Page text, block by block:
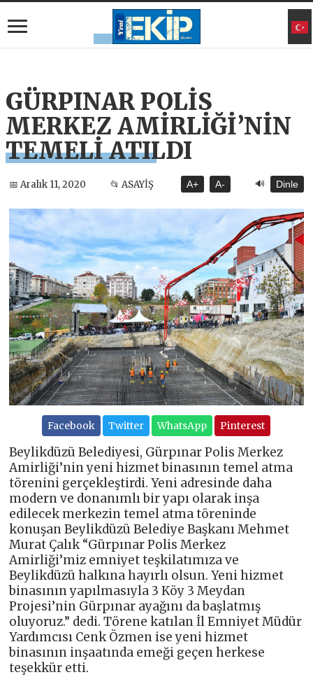
GÜRPINAR POLİS
MERKEZ AMİRLİĞİ’NİN
TEMELİ ATILDI
📅 Aralık 11, 2020 📂 ASAYİŞ A+ A- 🔊 Dinle
Facebook Twitter WhatsApp Pinterest
Beylikdüzü Belediyesi, Gürpınar Polis Merkez
Amirliği’nin yeni hizmet binasının temel atma
törenini gerçekleştirdi. Yeni adresinde daha
modern ve donanımlı bir yapı olarak inşa
edilecek merkezin temel atma töreninde
konuşan Beylikdüzü Belediye Başkanı Mehmet
Murat Çalık “Gürpınar Polis Merkez
Amirliği’miz emniyet teşkilatımıza ve
Beylikdüzü halkına hayırlı olsun. Yeni hizmet
binasının yapılmasıyla 3 Köy 3 Meydan
Projesi’nin Gürpınar ayağını da başlatmış
oluyoruz.” dedi. Törene katılan İl Emniyet Müdür
Yardımcısı Cenk Özmen ise yeni hizmet
binasının inşaatında emeği geçen herkese
teşekkür etti.